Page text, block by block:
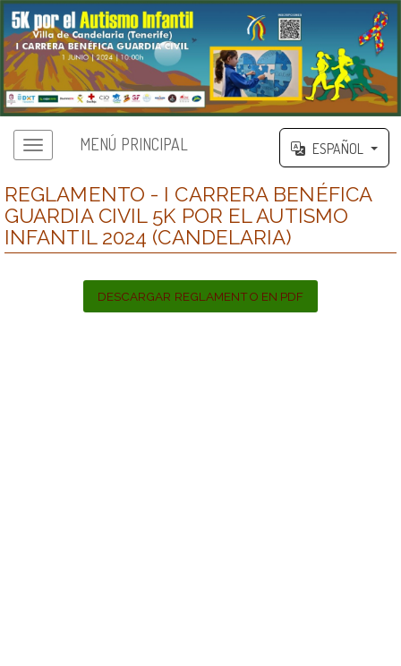
MENÚ PRINCIPAL ESPAÑOL
REGLAMENTO - I CARRERA BENÉFICA
GUARDIA CIVIL 5K POR EL AUTISMO
INFANTIL 2024 (CANDELARIA)
DESCARGAR REGLAMENTO EN PDF